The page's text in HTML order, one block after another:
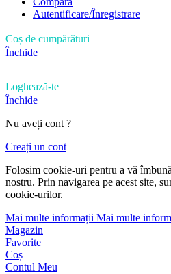
Autentificare/Înregistrare
Coș de cumpărături
Închide
Loghează-te
Închide
Nu aveți cont ?
Creați un cont
Folosim cookie-uri pentru a vă
nostru. Prin navigarea pe acest site,
cookie-urilor.
Mai multe informații Mai multe
Magazin
Favorite
Coș
Contul Meu